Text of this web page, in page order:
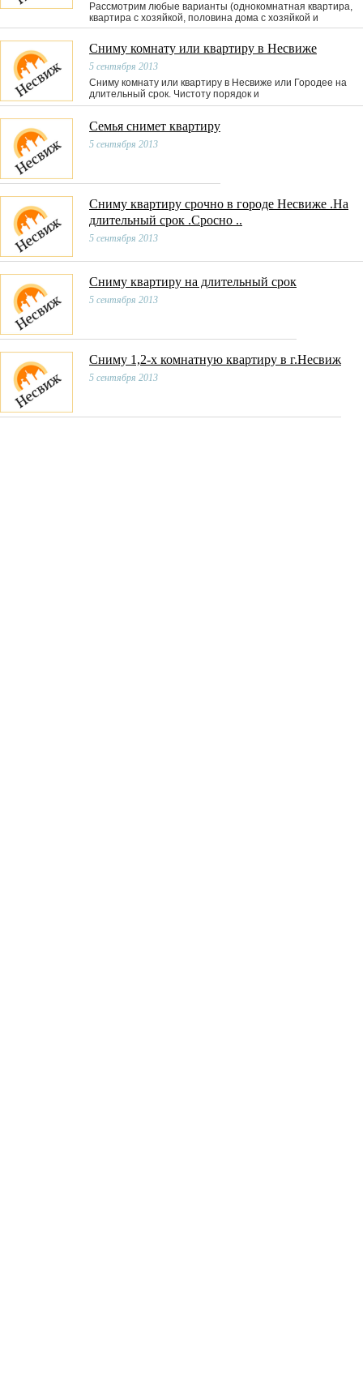
Рассмотрим любые варианты (однокомнатная квартира,
квартира с хозяйкой, половина дома с хозяйкой и
Сниму комнату или квартиру в Несвиже
5 сентября 2013
Сниму комнату или квартиру в Несвиже или Городее на
длительный срок. Чистоту порядок и
Семья снимет квартиру
5 сентября 2013
Сниму квартиру срочно в городе Несвиже .На
длительный срок .Сросно ..
5 сентября 2013
Сниму квартиру на длительный срок
5 сентября 2013
Сниму 1,2-х комнатную квартиру в г.Несвиж
5 сентября 2013